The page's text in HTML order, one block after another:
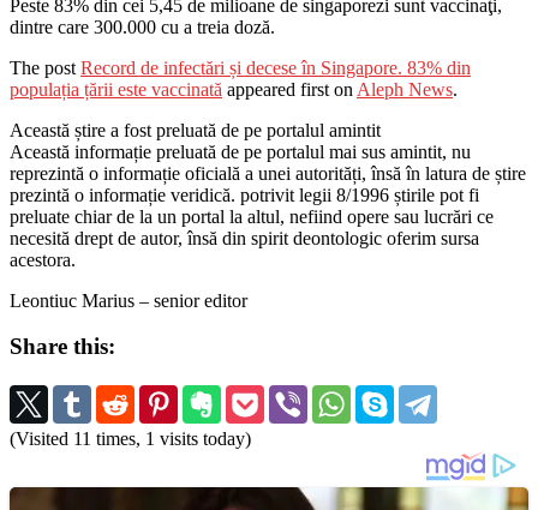
Peste 83% din cei 5,45 de milioane de singaporezi sunt vaccinaţi,
dintre care 300.000 cu a treia doză.
The post Record de infectări și decese în Singapore. 83% din
populația țării este vaccinată appeared first on Aleph News.
Această știre a fost preluată de pe portalul amintit
Această informație preluată de pe portalul mai sus amintit, nu
reprezintă o informație oficială a unei autorități, însă în latura de știre
prezintă o informație veridică. potrivit legii 8/1996 știrile pot fi
preluate chiar de la un portal la altul, nefiind opere sau lucrări ce
necesită drept de autor, însă din spirit deontologic oferim sursa
acestora.
Leontiuc Marius – senior editor
Share this:
(Visited 11 times, 1 visits today)